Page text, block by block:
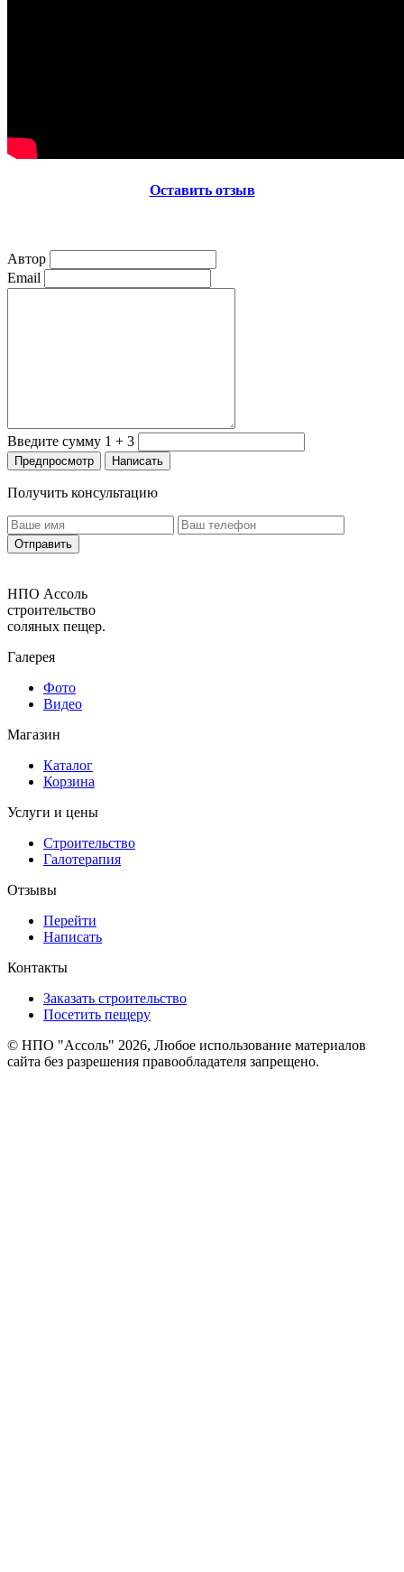
Оставить отзыв
Автор
Email
Введите сумму 1 + 3
Получить консультацию
НПО Ассоль
строительство
соляных пещер.
Галерея
Фото
Видео
Магазин
Каталог
Корзина
Услуги и цены
Строительство
Галотерапия
Отзывы
Перейти
Написать
Контакты
Заказать строительство
Посетить пещеру
© НПО "Ассоль" 2026, Любое использование материалов
сайта без разрешения правообладателя запрещено.